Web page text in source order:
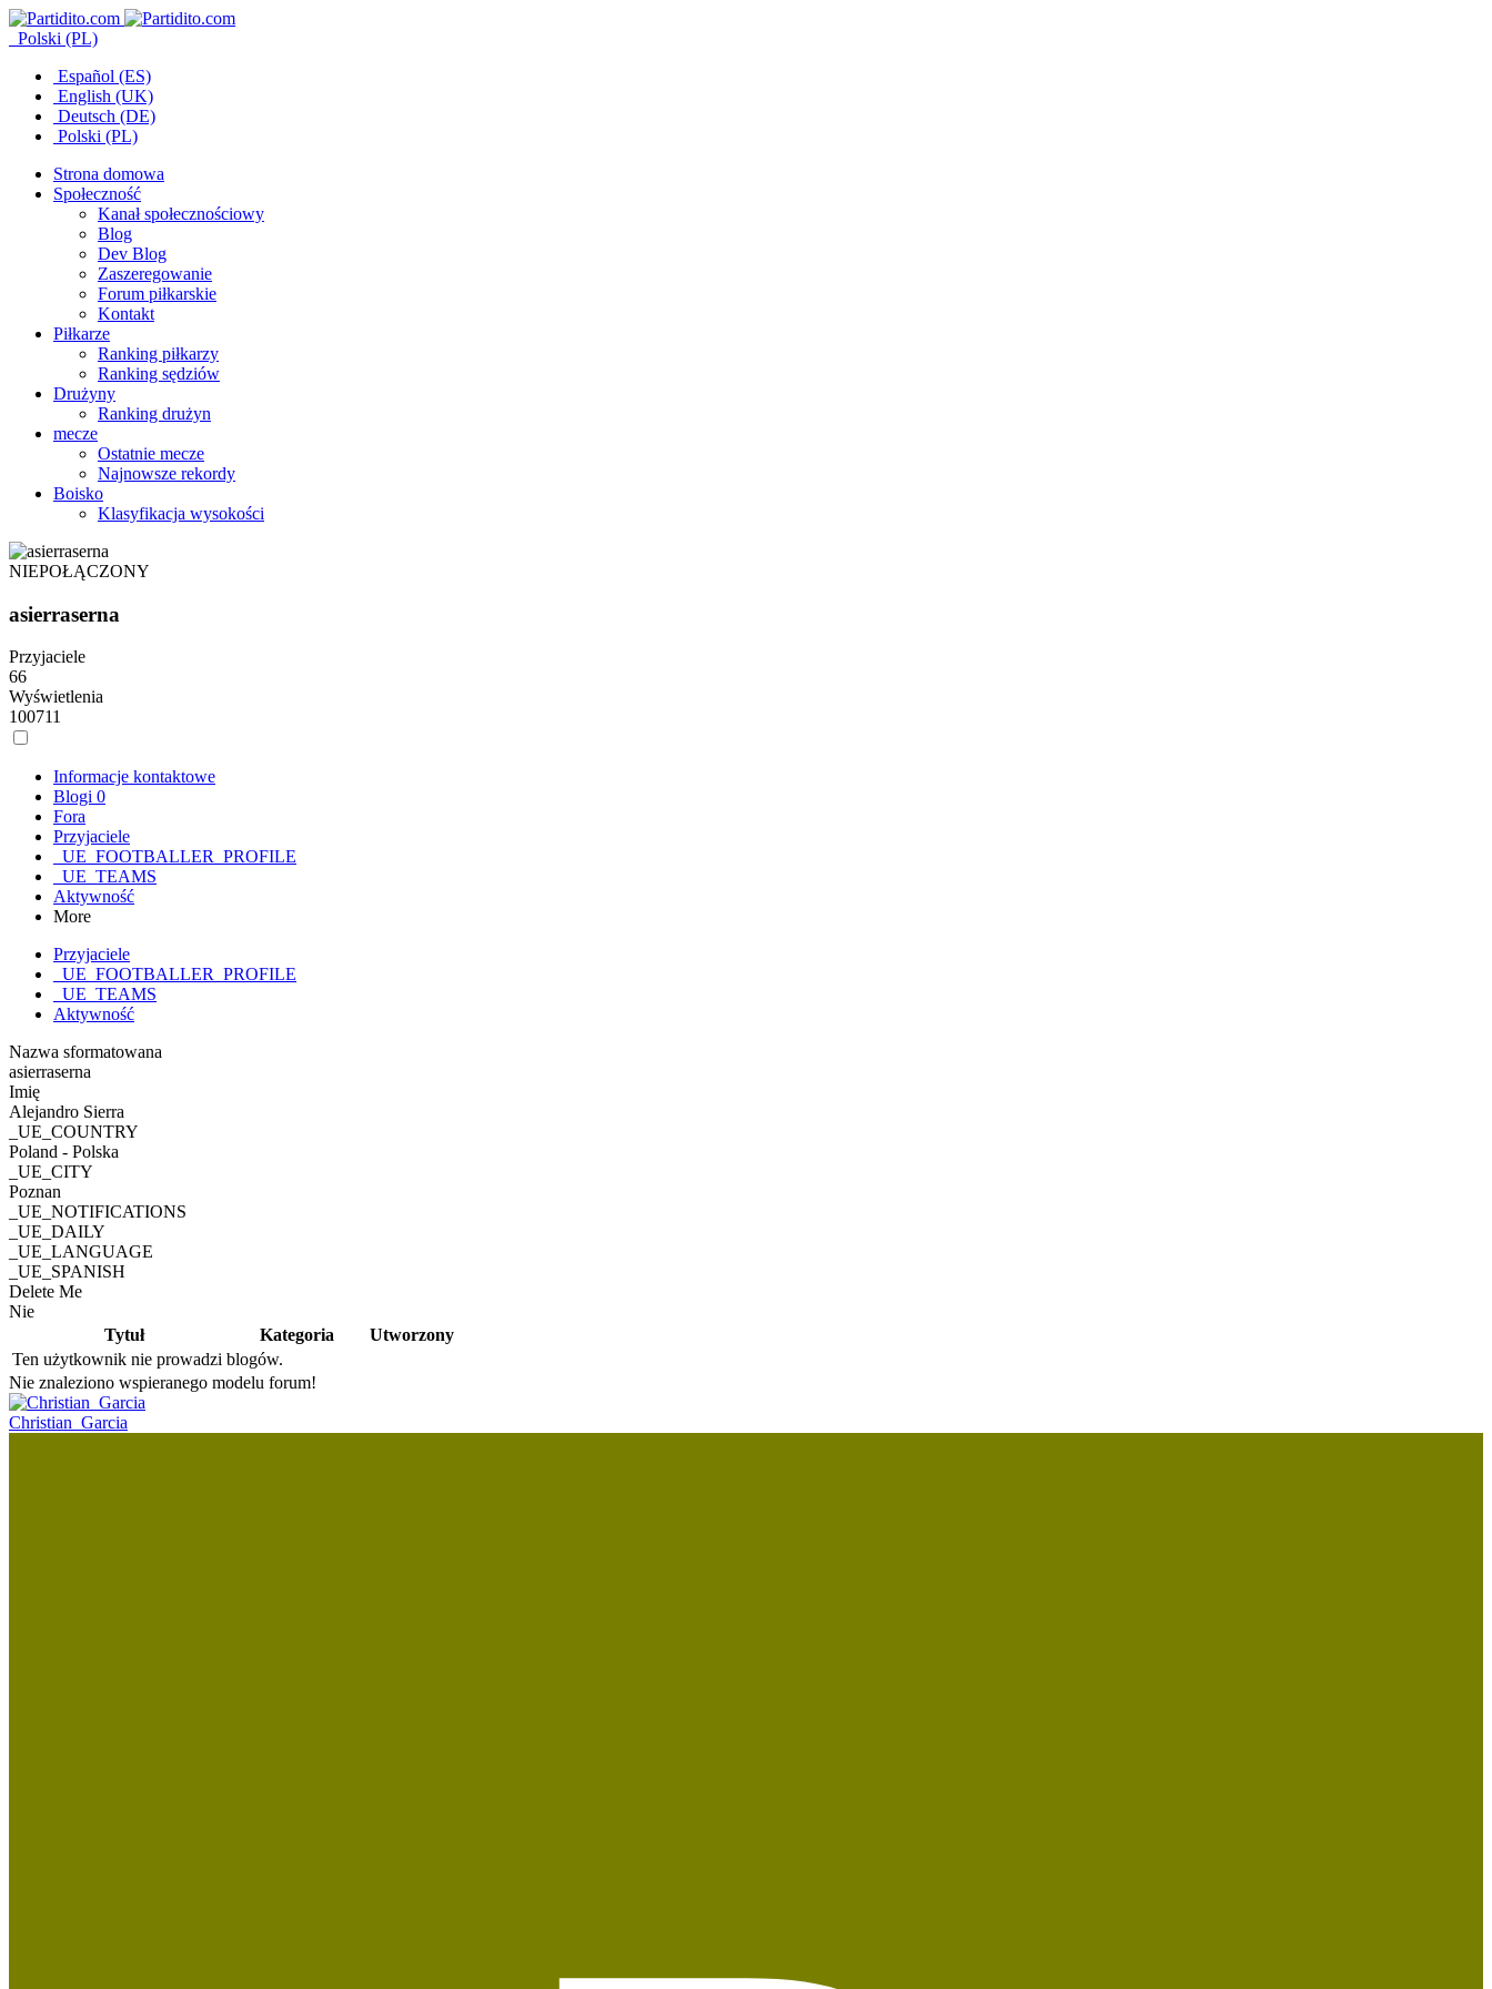
Polski (PL)
Español (ES)
English (UK)
Deutsch (DE)
Polski (PL)
Strona domowa
Społeczność
Kanał społecznościowy
Blog
Dev Blog
Zaszeregowanie
Forum piłkarskie
Kontakt
Piłkarze
Ranking piłkarzy
Ranking sędziów
Drużyny
Ranking drużyn
mecze
Ostatnie mecze
Najnowsze rekordy
Boisko
Klasyfikacja wysokości
NIEPOŁĄCZONY
asierraserna
Przyjaciele
66
Wyświetlenia
100711
Informacje kontaktowe
Blogi 0
Fora
Przyjaciele
_UE_FOOTBALLER_PROFILE
_UE_TEAMS
Aktywność
More
Przyjaciele
_UE_FOOTBALLER_PROFILE
_UE_TEAMS
Aktywność
Nazwa sformatowana
asierraserna
Imię
Alejandro Sierra
_UE_COUNTRY
Poland - Polska
_UE_CITY
Poznan
_UE_NOTIFICATIONS
_UE_DAILY
_UE_LANGUAGE
_UE_SPANISH
Delete Me
Nie
Tytuł
Kategoria
Utworzony
Ten użytkownik nie prowadzi blogów.
Nie znaleziono wspieranego modelu forum!
Christian_Garcia